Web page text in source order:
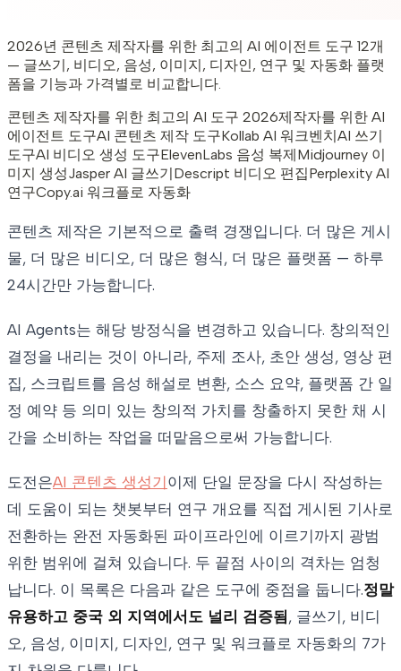
2026년 콘텐츠 제작자를 위한 최고의 AI 에이전트 도구 12개
— 글쓰기, 비디오, 음성, 이미지, 디자인, 연구 및 자동화 플랫
폼을 기능과 가격별로 비교합니다.
콘텐츠 제작자를 위한 최고의 AI 도구 2026제작자를 위한 AI
에이전트 도구AI 콘텐츠 제작 도구Kollab AI 워크벤치AI 쓰기
도구AI 비디오 생성 도구ElevenLabs 음성 복제Midjourney 이
미지 생성Jasper AI 글쓰기Descript 비디오 편집Perplexity AI
연구Copy.ai 워크플로 자동화
콘텐츠 제작은 기본적으로 출력 경쟁입니다. 더 많은 게시
물, 더 많은 비디오, 더 많은 형식, 더 많은 플랫폼 — 하루
24시간만 가능합니다.
AI Agents는 해당 방정식을 변경하고 있습니다. 창의적인
결정을 내리는 것이 아니라, 주제 조사, 초안 생성, 영상 편
집, 스크립트를 음성 해설로 변환, 소스 요약, 플랫폼 간 일
정 예약 등 의미 있는 창의적 가치를 창출하지 못한 채 시
간을 소비하는 작업을 떠맡음으로써 가능합니다.
도전은AI 콘텐츠 생성기이제 단일 문장을 다시 작성하는
데 도움이 되는 챗봇부터 연구 개요를 직접 게시된 기사로
전환하는 완전 자동화된 파이프라인에 이르기까지 광범
위한 범위에 걸쳐 있습니다. 두 끝점 사이의 격차는 엄청
납니다. 이 목록은 다음과 같은 도구에 중점을 둡니다.정말
유용하고 중국 외 지역에서도 널리 검증됨 , 글쓰기, 비디
오, 음성, 이미지, 디자인, 연구 및 워크플로 자동화의 7가